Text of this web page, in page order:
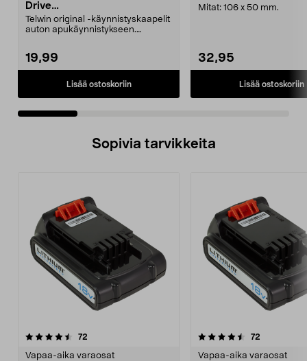
Drive
Mini/9000/13000/1250/150
0/1750, EC5
Telwin original -käynnistyskaapelit
auton apukäynnistykseen.
19,99
Lisää ostoskoriin
Mitat: 106 x 50 mm.
32,95
Lisää ostoskoriin
Sopivia tarvikkeita
72
Vapaa-aika varaosat
4.5viidestä
72
Vapaa-aika varaosat
4.5viidestä